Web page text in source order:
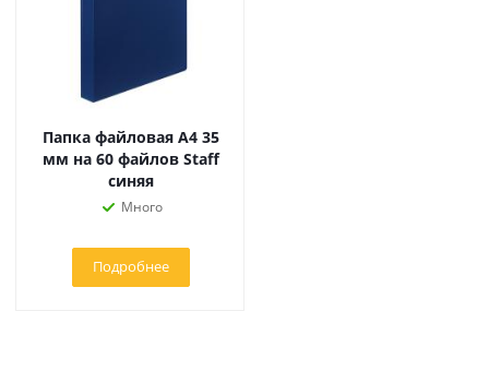
Папка файловая А4 35
мм на 60 файлов Staff
синяя
Много
Подробнее